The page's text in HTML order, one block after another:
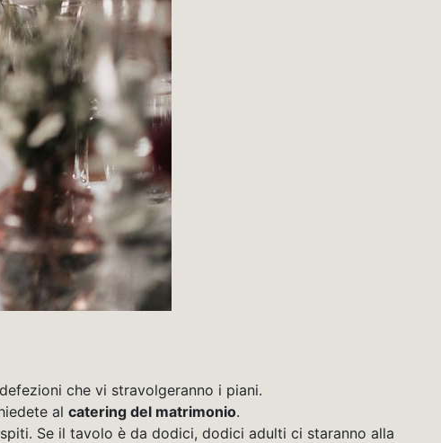
che vi stravolgeranno i piani.
al catering del matrimonio.
Se il tavolo è da dodici, dodici adulti ci staranno alla